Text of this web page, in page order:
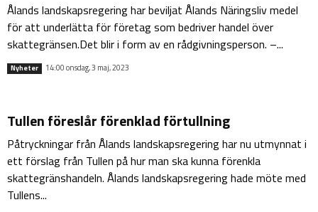
Ålands landskapsregering har beviljat Ålands Näringsliv medel
för att underlätta för företag som bedriver handel över
skattegränsen.Det blir i form av en rådgivningsperson. –...
Nyheter 14:00 onsdag, 3 maj, 2023
Tullen föreslår förenklad förtullning
Påtryckningar från Ålands landskapsregering har nu utmynnat i
ett förslag från Tullen på hur man ska kunna förenkla
skattegränshandeln. Ålands landskapsregering hade möte med
Tullens...